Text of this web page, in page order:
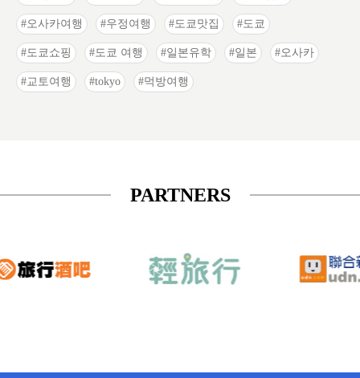
오사카여행 우정여행 도쿄맛집 도쿄
도쿄쇼핑 도쿄 여행 일본유학 일본 오사카
교토여행 tokyo 먹방여행
PARTNERS